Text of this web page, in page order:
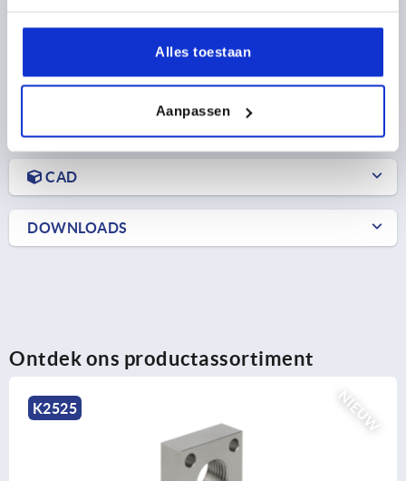
Alles toestaan
Aanpassen
34,75 €
CAD
DOWNLOADS
Ontdek ons productassortiment
NIEUW
K2525